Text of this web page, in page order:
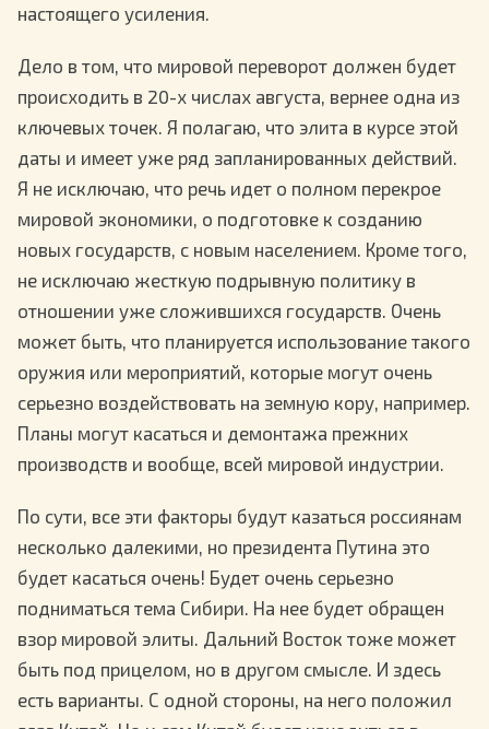
настоящего усиления.
Дело в том, что мировой переворот должен будет
происходить в 20-х числах августа, вернее одна из
ключевых точек. Я полагаю, что элита в курсе этой
даты и имеет уже ряд запланированных действий.
Я не исключаю, что речь идет о полном перекрое
мировой экономики, о подготовке к созданию
новых государств, с новым населением. Кроме того,
не исключаю жесткую подрывную политику в
отношении уже сложившихся государств. Очень
может быть, что планируется использование такого
оружия или мероприятий, которые могут очень
серьезно воздействовать на земную кору, например.
Планы могут касаться и демонтажа прежних
производств и вообще, всей мировой индустрии.
По сути, все эти факторы будут казаться россиянам
несколько далекими, но президента Путина это
будет касаться очень! Будет очень серьезно
подниматься тема Сибири. На нее будет обращен
взор мировой элиты. Дальний Восток тоже может
быть под прицелом, но в другом смысле. И здесь
есть варианты. С одной стороны, на него положил